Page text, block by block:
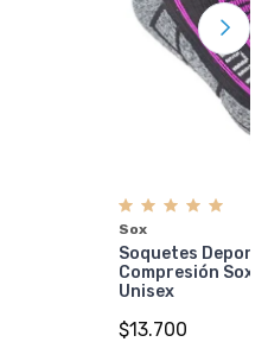
Sox
Soquetes
Compresión Sox
Unisex
$13.700